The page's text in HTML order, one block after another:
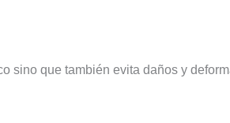
sino que también evita daños y